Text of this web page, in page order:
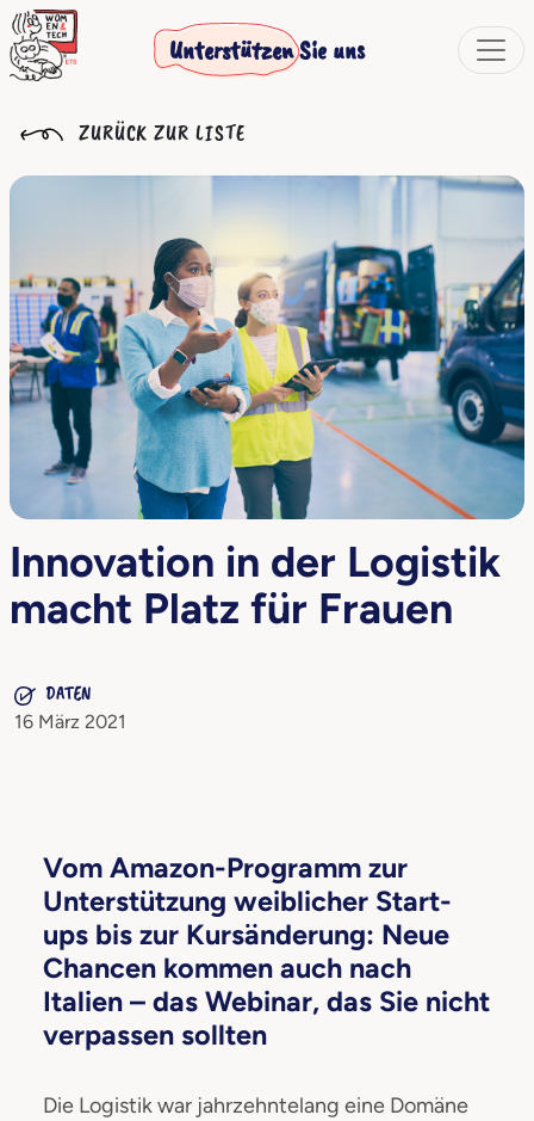
Unterstützen Sie uns
ZURÜCK ZUR LISTE
Innovation in der Logistik
macht Platz für Frauen
DATEN
16 März 2021
Vom Amazon-Programm zur
Unterstützung weiblicher Start-
ups bis zur Kursänderung: Neue
Chancen kommen auch nach
Italien – das Webinar, das Sie nicht
verpassen sollten
Die Logistik war jahrzehntelang eine Domäne